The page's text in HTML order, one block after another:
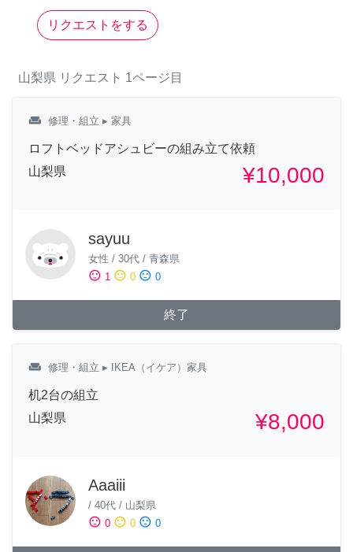
リクエストをする
山梨県 リクエスト 1ページ目
weekend 修理・組立 ▸ 家具
ロフトベッドアシュビーの組み立て依頼
山梨県
¥10,000
sayuu
女性 / 30代 / 青森県
sentiment_satisfied 1 sentiment_neutral 0 sentiment_dissatisfied 0
終了
weekend 修理・組立 ▸ IKEA（イケア）家具
机2台の組立
山梨県
¥8,000
Aaaiii
/ 40代 / 山梨県
sentiment_satisfied 0 sentiment_neutral 0 sentiment_dissatisfied 0